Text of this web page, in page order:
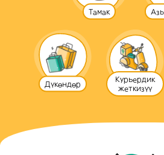
Тамак
Дүкөндөр
Курьердик
жеткизүү